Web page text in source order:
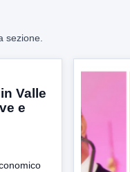
sezione.
Valle
e